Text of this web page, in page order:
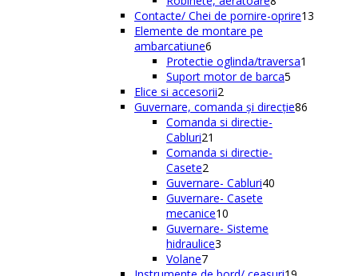
produse
Contacte/ Chei de pornire-oprire13
Elemente de montare pe
ambarcatiune6
produse
Protectie oglinda/traversa1
Suport motor de barca5
Elice si accesorii2
produse
Guvernare, comanda și direcție86
Comanda si directie-
Cabluri21
de
Comanda si directie-
Casete2
produse
Guvernare- Cabluri40
Guvernare- Casete
mecanice10
produse
Guvernare- Sisteme
hidraulice3
Volane77